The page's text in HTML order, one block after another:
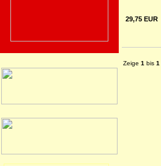
29,75 EUR
Zeige 1 bis 1